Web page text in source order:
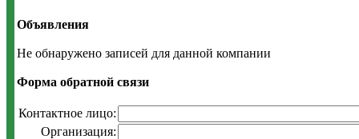
Объявления
Не обнаружено записей для данной компании
Форма обратной связи
Контактное лицо:
Организация: